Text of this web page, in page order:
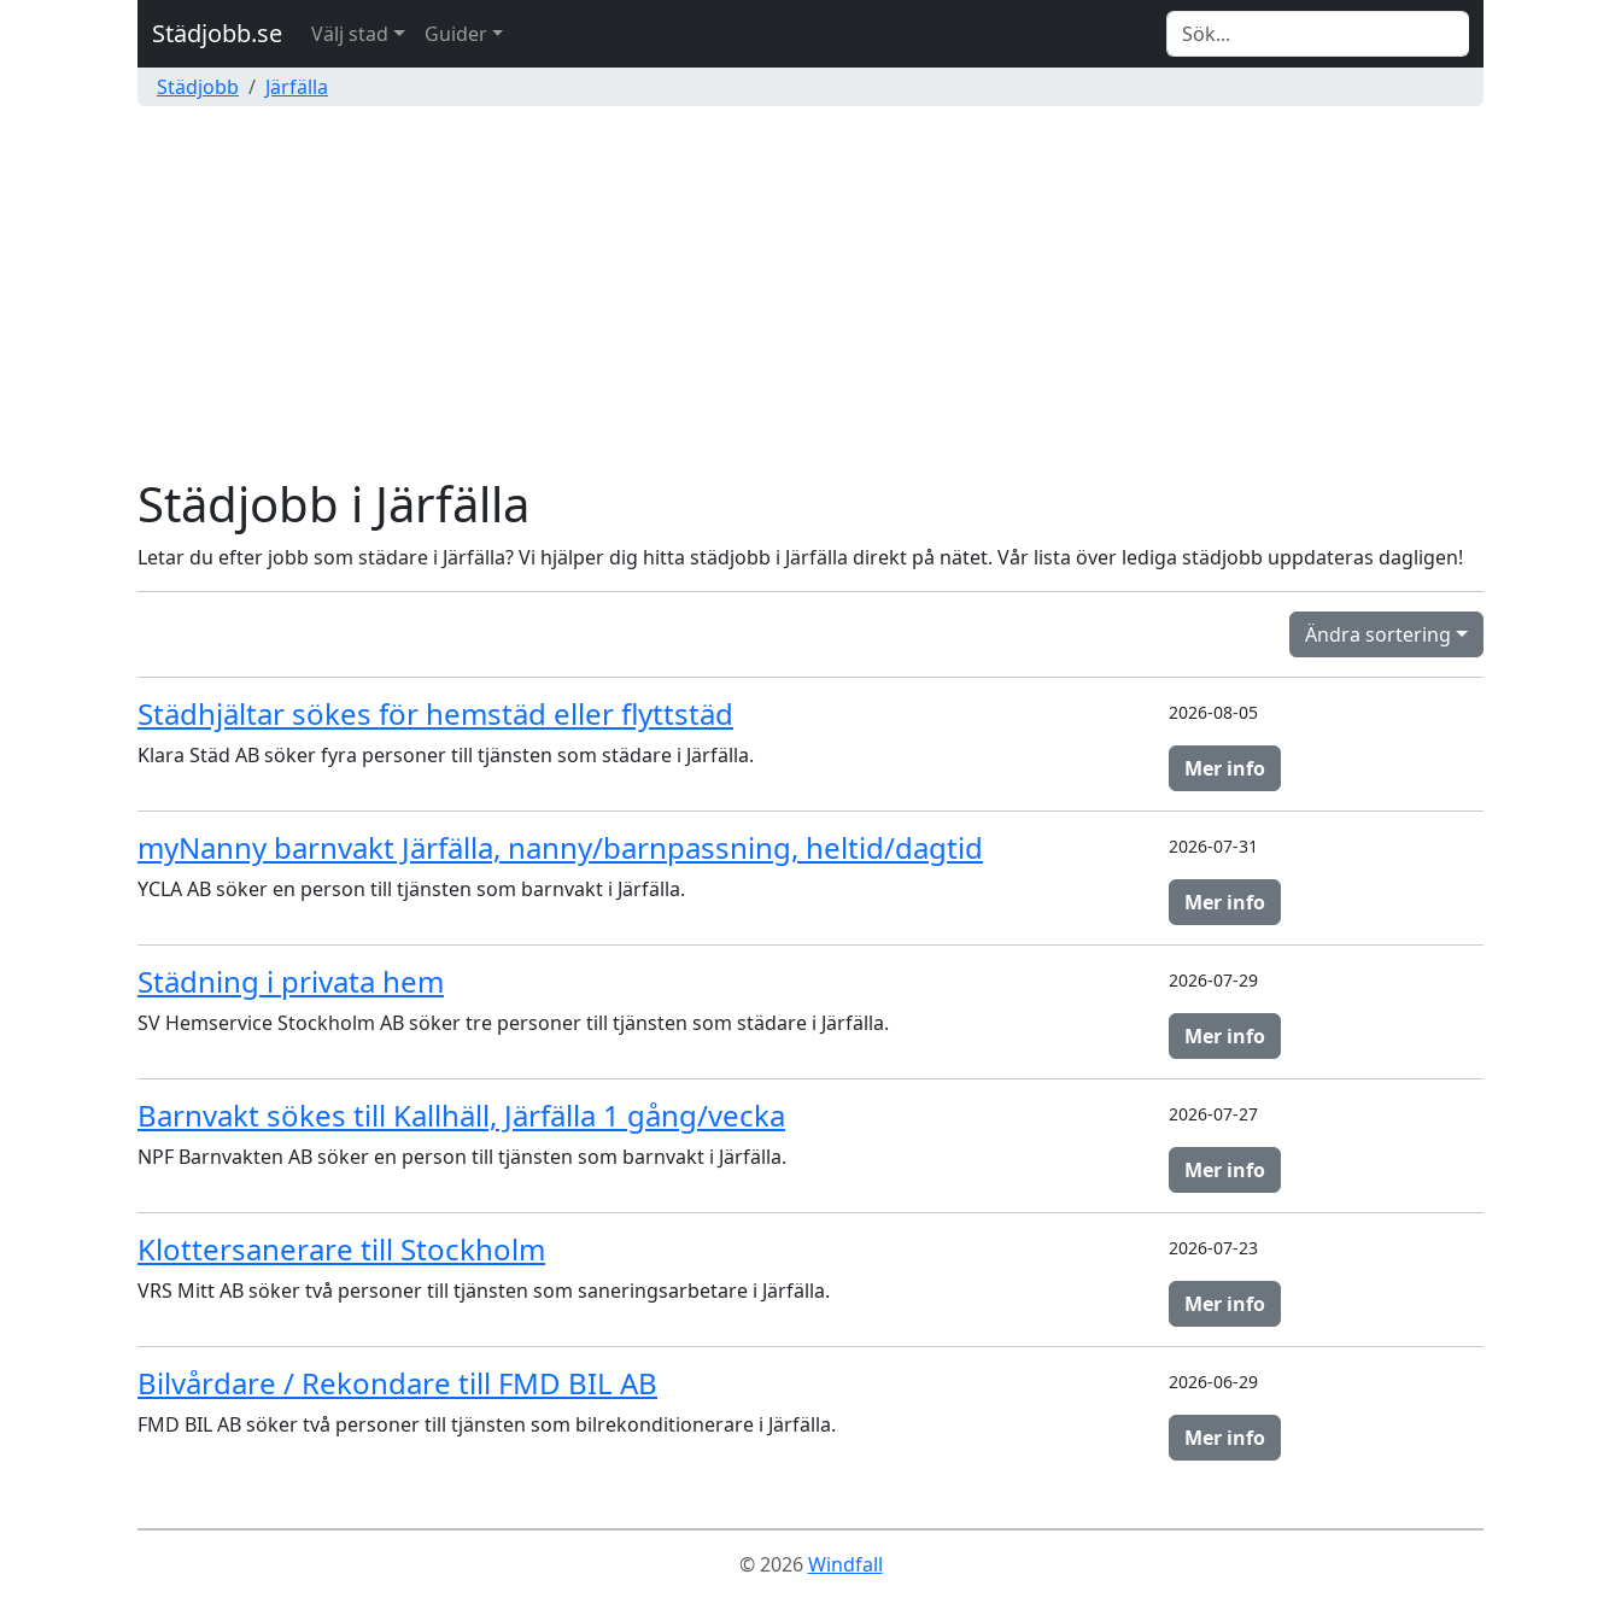
Städjobb.se Välj stad
Guider
Städjobb
Järfälla
Städjobb i Järfälla
Letar du efter jobb som städare i Järfälla? Vi hjälper dig hitta städjobb i Järfälla direkt på nätet. Vår lista över lediga städjobb uppdateras dagligen!
Ändra sortering
Städhjältar sökes för hemstäd eller flyttstäd
Klara Städ AB söker fyra personer till tjänsten som städare i Järfälla.
2026-08-05
Mer info
myNanny barnvakt Järfälla, nanny/barnpassning, heltid/dagtid
YCLA AB söker en person till tjänsten som barnvakt i Järfälla.
2026-07-31
Mer info
Städning i privata hem
SV Hemservice Stockholm AB söker tre personer till tjänsten som städare i Järfälla.
2026-07-29
Mer info
Barnvakt sökes till Kallhäll, Järfälla 1 gång/vecka
NPF Barnvakten AB söker en person till tjänsten som barnvakt i Järfälla.
2026-07-27
Mer info
Klottersanerare till Stockholm
VRS Mitt AB söker två personer till tjänsten som saneringsarbetare i Järfälla.
2026-07-23
Mer info
Bilvårdare / Rekondare till FMD BIL AB
FMD BIL AB söker två personer till tjänsten som bilrekonditionerare i Järfälla.
2026-06-29
Mer info
© 2026Windfall